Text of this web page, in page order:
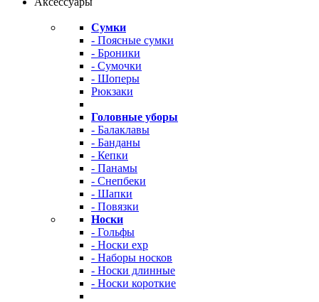
Сумки
- Поясные сумки
- Броники
- Сумочки
- Шоперы
Рюкзаки
Головные уборы
- Балаклавы
- Банданы
- Кепки
- Панамы
- Снепбеки
- Шапки
- Повязки
Носки
- Гольфы
- Носки exp
- Наборы носков
- Носки длинные
- Носки короткие